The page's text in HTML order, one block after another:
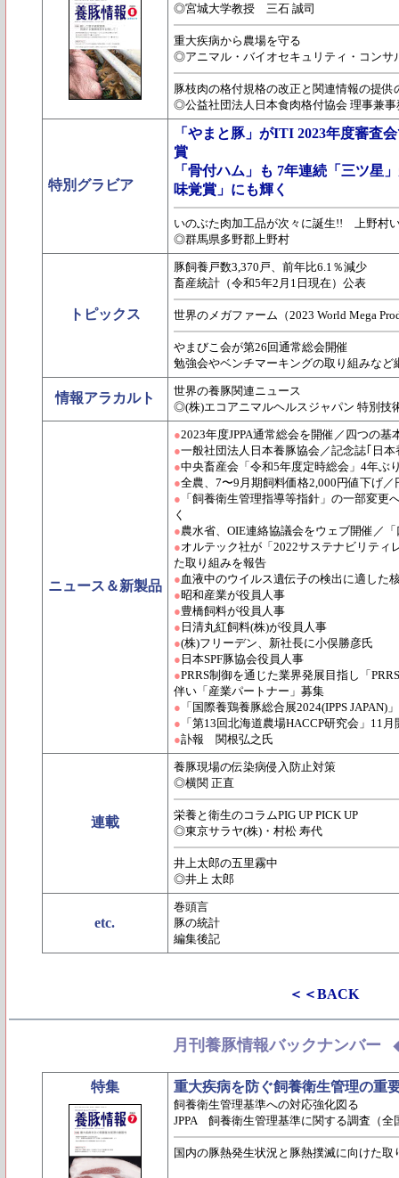
◎宮城大学教授 三石 誠司
重大疾病から農場を守る
◎アニマル・バイオセキュリティ・コン
豚枝肉の格付規格の改正と関連情報の提供
◎公益社団法人日本食肉格付協会 理事兼
特別グラビア
「やまと豚」がITI 2023年度審査
賞
「骨付ハム」も 7年連続「三ツ星
味覚賞」にも輝く
いのぶた肉加工品が次々に誕生!! 上野村
◎群馬県多野郡上野村
トピックス
豚飼養戸数3,370戸、前年比6.1％減少
畜産統計（令和5年2月1日現在）公表
世界のメガファーム（2023 World Mega
やまびこ会が第26回通常総会開催
勉強会やベンチマーキングの取り組みな
情報アラカルト
世界の養豚関連ニュース
◎(株)エコアニマルヘルスジャパン 特別技
ニュース＆新製品
●2023年度JPPA通常総会を開催／四つの基
●一般社団法人日本養豚協会／記念誌｢日
●中央畜産会「令和5年度定時総会」4年ぶ
●全農、7〜9月期飼料価格2,000円値下げ
● 「飼養衛生管理指導等指針」の一部変
く
●農水省、OIE連絡協議会をウェブ開催／
●オルテック社が「2022サステナビリティ
た取り組みを報告
●血液中のウイルス遺伝子の検出に適した
●昭和産業が役員人事
●豊橋飼料が役員人事
● 日清丸紅飼料(株)が役員人事
●(株)フリーデン、新社長に小俣勝彦氏
● 日本SPF豚協会役員人事
●PRRS制御を通じた業界発展目指し「
伴い「産業パートナー」募集
● 「国際養鶏養豚総合展2024(IPPS JAPAN)
● 「第13回北海道農場HACCP研究会」11月
●訃報 関根弘之氏
連載
養豚現場の伝染病侵入防止対策
◎横関 正直
栄養と衛生のコラムPIG UP PICK UP
◎東京サラヤ(株)・村松 寿代
井上太郎の五里霧中
◎井上 太郎
etc.
巻頭言
豚の統計
編集後記
＜＜BACK
月刊養豚情報バックナンバー
特集 重大疾病を防ぐ飼養衛生管理の重
飼養衛生管理基準への対応強化図る
JPPA 飼養衛生管理基準に関する調査（全
国内の豚熱発生状況と豚熱撲滅に向けた取